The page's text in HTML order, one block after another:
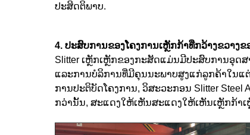
ປະສິດຕິພາບ.
4. ປະສົບການຂອງໂຄງການເຫຼັກກ້າທີ່ກວ້າງຂວາງຂ
Slitter ເຫຼັກເຫຼັກຂອງກະສັດແມ່ນມີປະສົບການອຸດ
ແລະການບໍລິການທີ່ມີຄຸນນະພາບສູງແກ່ລູກຄ້າໃນແ
ການປະຕິບັດໂຄງການ, ວິສະວະກອນ Slitter
ກວ່ານັ້ນ, ສະແດງໃຫ້ເຫັນສະແດງໃຫ້ເຫັນເຫຼັກກ້າ